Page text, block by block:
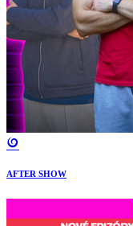
AFTER SHOW